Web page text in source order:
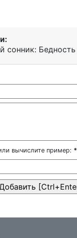
сонник: Бедность
вычислите пример: *